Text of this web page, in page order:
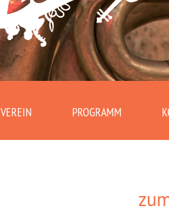
VEREIN PROGRAMM